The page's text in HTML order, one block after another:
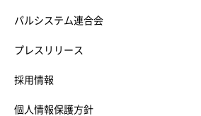
パルシステム連合会
プレスリリース
採用情報
個人情報保護方針